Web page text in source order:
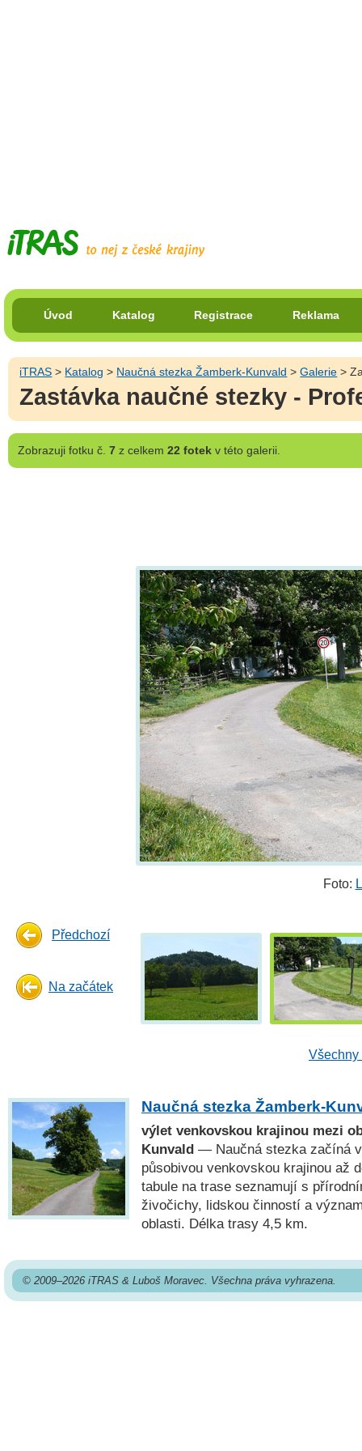
Úvod Katalog Registrace Reklama
iTRAS > Katalog > Naučná stezka Žamberk-Kunvald >Galerie >
Zastávka naučné stezky -
Zobrazujifotku č. 7z celkem 22 fotekv této galerii.
Foto:
Předchozí
Na začátek
Všechny
Naučná stezka Žamberk-
výlet venkovskou krajinou mezi
Kunvald — Naučná stezka začíná
působivou venkovskou krajinou až
tabule na trase seznamují s
živočichy, lidskou činností a
oblasti. Délka trasy 4,5 km.
© 2009–2026 iTRAS & Luboš Moravec. Všechna práva vyhrazena.